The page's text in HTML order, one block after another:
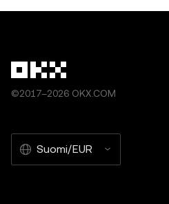
©2017–2026 OKX.COM
Suomi/EUR